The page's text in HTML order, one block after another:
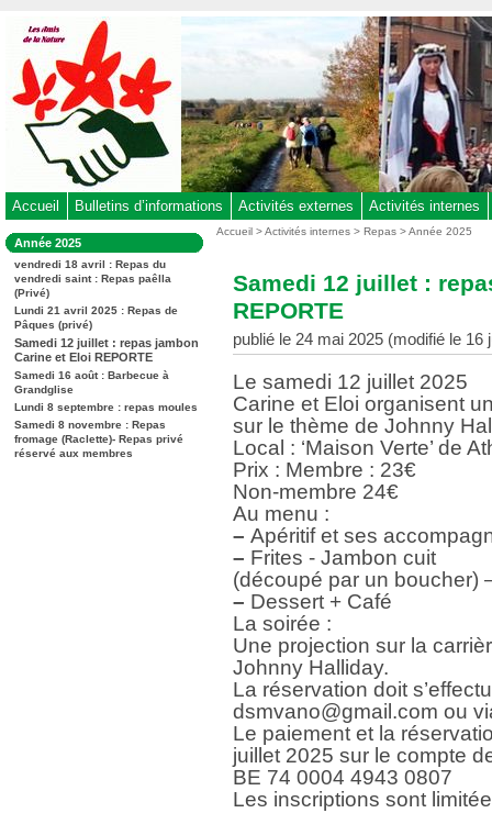
au
contenu
-
Aller
au
menu
-
à
la
recherche
Accueil Bulletins d’informations Activités externes Activités internes
Dans
la
rubrique
:
Année 2025
vendredi 18 avril : Repas du
vendredi saint : Repas paêlla
(Privé)
Lundi 21 avril 2025 : Repas de
Pâques (privé)
Samedi 12 juillet : repas jambon
Carine et Eloi REPORTE
Samedi 16 août : Barbecue à
Grandglise
Lundi 8 septembre : repas moules
Samedi 8 novembre : Repas
fromage (Raclette)- Repas privé
réservé aux membres
Vous
Accueil >Activités internes >Repas >Année 2025
Samedi 12 juillet :
REPORTE
publié le 24 mai 2025 (modifié le 16
Le samedi 12 juillet 2025
Carine et Eloi organisent
sur le thème de Johnny
Local : ‘Maison Verte’ de
Prix : Membre : 23€
Non-membre 24€
Au menu :
– Apéritif et ses
– Frites - Jambon cuit
(découpé par un boucher)
– Dessert + Café
La soirée :
Une projection sur la
Johnny Halliday.
La réservation doit
dsmvano@gmail.com ou
Le paiement et la
juillet 2025 sur le compte
BE 74 0004 4943 0807
Les inscriptions sont